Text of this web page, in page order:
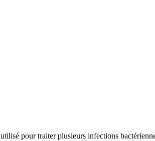
pour traiter plusieurs infections